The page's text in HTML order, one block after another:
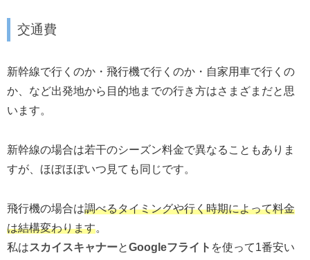
交通費
新幹線で行くのか・飛行機で行くのか・自家用車で行くの
か、など出発地から目的地までの行き方はさまざまだと思
います。
新幹線の場合は若干のシーズン料金で異なることもありま
すが、ほぼほぼいつ見ても同じです。
飛行機の場合は調べるタイミングや行く時期によって料金
は結構変わります。
私はスカイスキャナーとGoogleフライト を使って1番安い